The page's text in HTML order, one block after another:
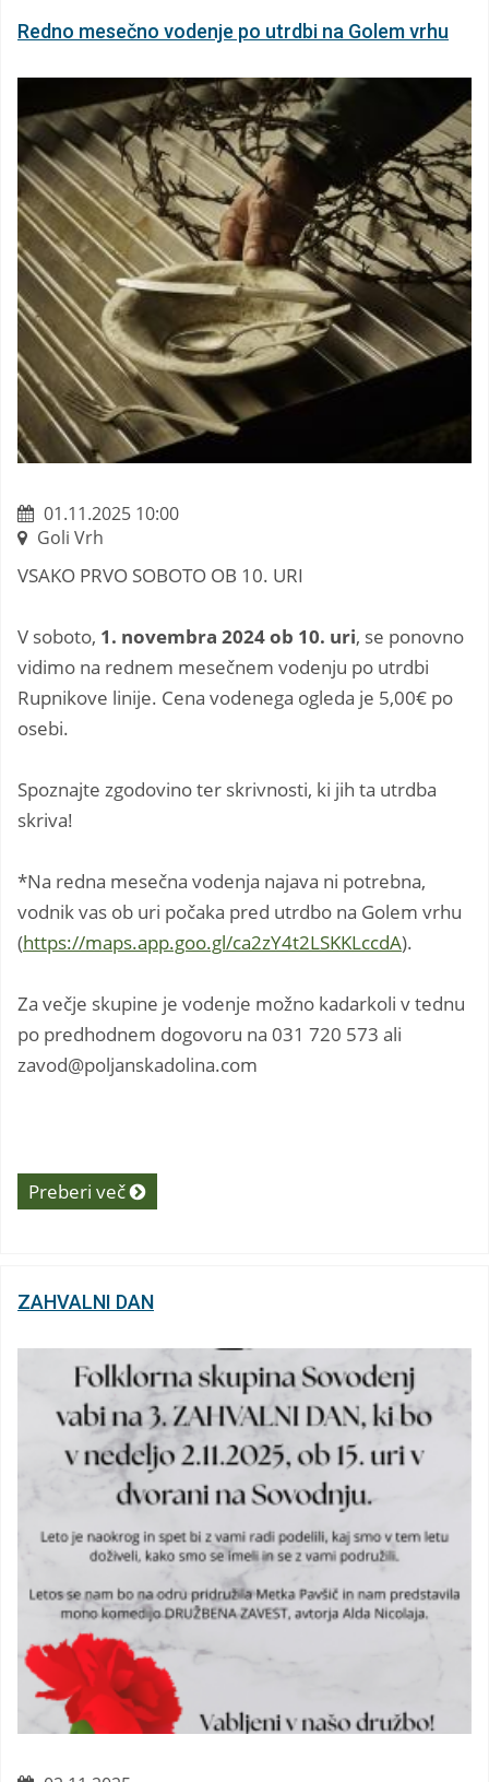
Redno mesečno vodenje po utrdbi na Golem vrhu
01.11.2025 10:00
Goli Vrh
VSAKO PRVO SOBOTO OB 10. URI
V soboto, 1. novembra 2024 ob 10. uri, se ponovno
vidimo na rednem mesečnem vodenju po utrdbi
Rupnikove linije. Cena vodenega ogleda je 5,00€ po
osebi.
Spoznajte zgodovino ter skrivnosti, ki jih ta utrdba
skriva!
*Na redna mesečna vodenja najava ni potrebna,
vodnik vas ob uri počaka pred utrdbo na Golem vrhu
(https://maps.app.goo.gl/ca2zY4t2LSKKLccdA).
Za večje skupine je vodenje možno kadarkoli v tednu
po predhodnem dogovoru na 031 720 573 ali
zavod@poljanskadolina.com
Preberi več
ZAHVALNI DAN